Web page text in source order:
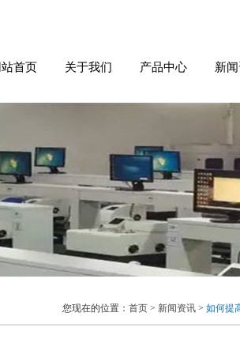
首页 关于我们 产品中心 新
您现在的位置： 首页 > 新闻资讯 > 如何提